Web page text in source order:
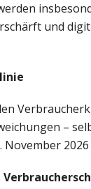
und
–
November